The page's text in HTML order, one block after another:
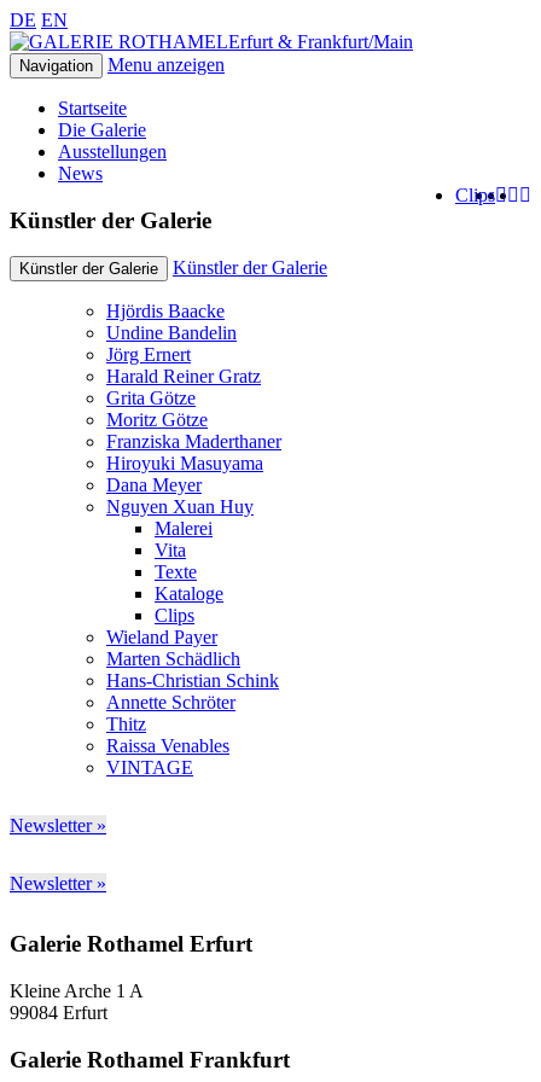
DE EN
Erfurt & Frankfurt/Main
Navigation Menu anzeigen
Startseite
Die Galerie
Ausstellungen
News
Clips
Künstler der Galerie
Künstler der Galerie Künstler der Galerie
Hjördis Baacke
Undine Bandelin
Jörg Ernert
Harald Reiner Gratz
Grita Götze
Moritz Götze
Franziska Maderthaner
Hiroyuki Masuyama
Dana Meyer
Nguyen Xuan Huy
Malerei
Vita
Texte
Kataloge
Clips
Wieland Payer
Marten Schädlich
Hans-Christian Schink
Annette Schröter
Thitz
Raissa Venables
VINTAGE
Newsletter »
Newsletter »
Galerie Rothamel Erfurt
Kleine Arche 1 A
99084 Erfurt
Galerie Rothamel Frankfurt